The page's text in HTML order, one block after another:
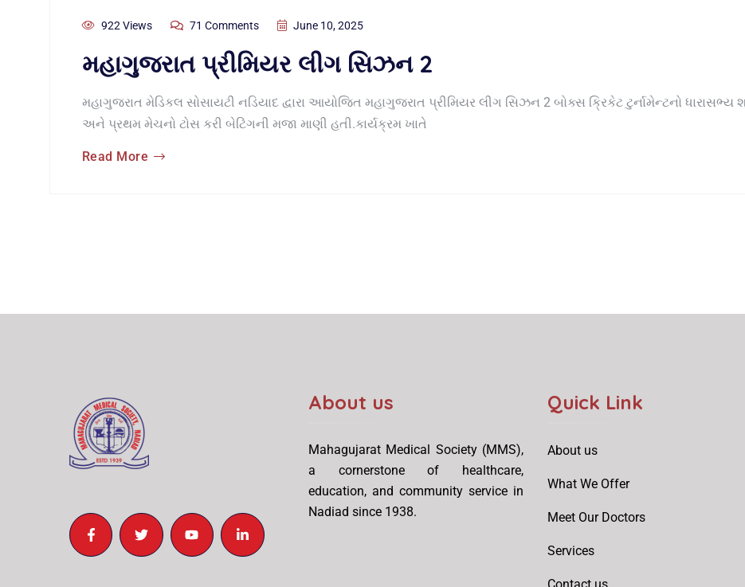
922 Views 71 Comments June 10, 2025
મહાગુજરાત પ્રીમિયર લીગ સિઝન 2
મહાગુજરાત મેડિકલ સોસાયટી નડિયાદ દ્વારા આયોજિત મહાગુજરાત પ્રીમિયર લીગ સિઝન 2 બોક્સ ક્રિકેટ ટુર્નામેન્ટનો
અને પ્રથમ મેચનો ટોસ કરી બેટિંગની મજા માણી હતી.કાર્યક્રમ ખાતે
Read More
About us
Mahagujarat Medical Society (MMS),
a cornerstone of healthcare,
education, and community service in
Nadiad since 1938.
Quick Link
About us
What We Offer
Meet Our Doctors
Services